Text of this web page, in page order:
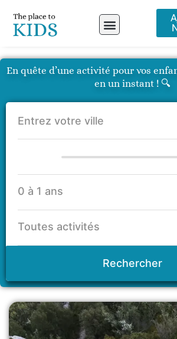
contenu
En quête d’une activité pour vos
en un instant ! 🔍
Rechercher